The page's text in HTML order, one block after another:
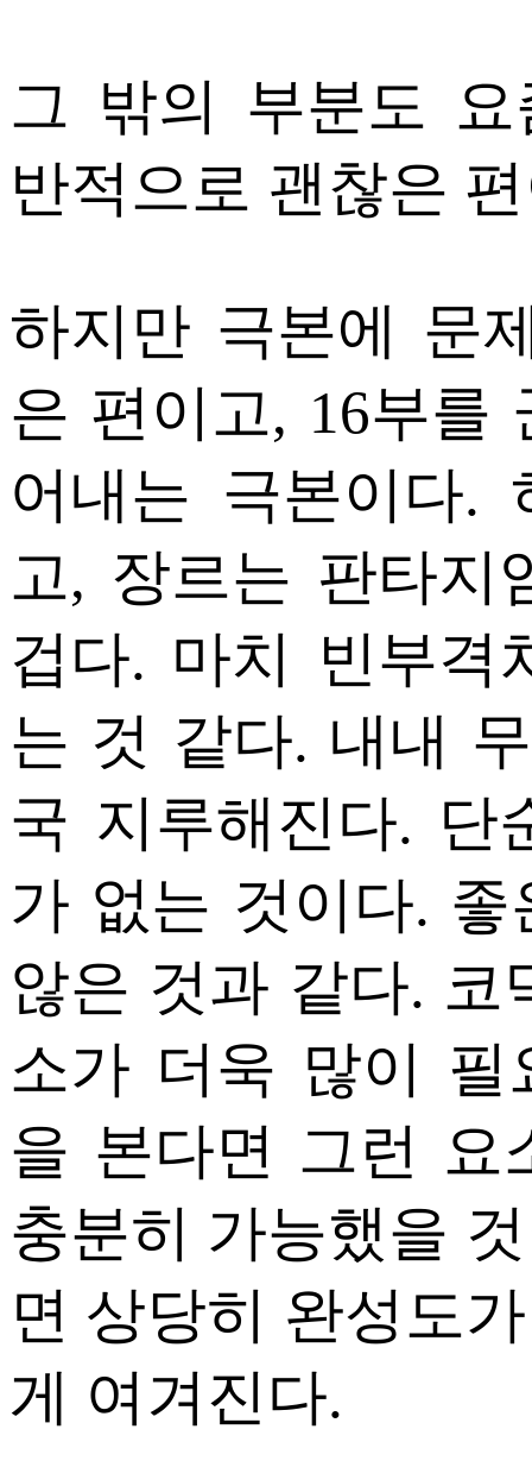
그 밖의 부분도
반적으로 괜찮은
하지만 극본에 문
은 편이고, 16부를
어내는 극본이다.
고, 장르는 판타지
겁다. 마치 빈부격
는 것 같다. 내내
국 지루해진다. 단
가 없는 것이다.
않은 것과 같다. 코
소가 더욱 많이 필
을 본다면 그런 요
충분히 가능했을
면 상당히 완성도
게 여겨진다.